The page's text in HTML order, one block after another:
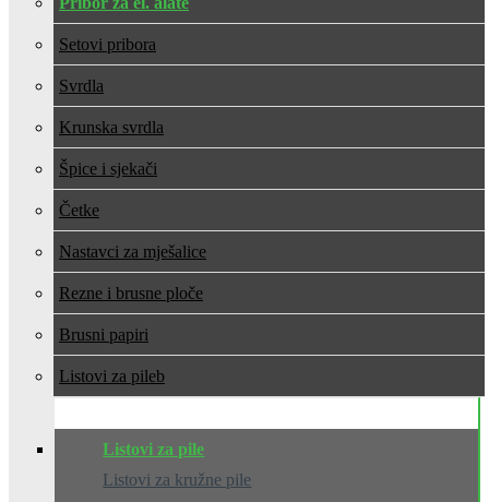
Setovi pribora
Svrdla
Krunska svrdla
Špice i sjekači
Četke
Nastavci za mješalice
Rezne i brusne ploče
Brusni papiri
Listovi za pile
Listovi za pile
Listovi za kružne pile